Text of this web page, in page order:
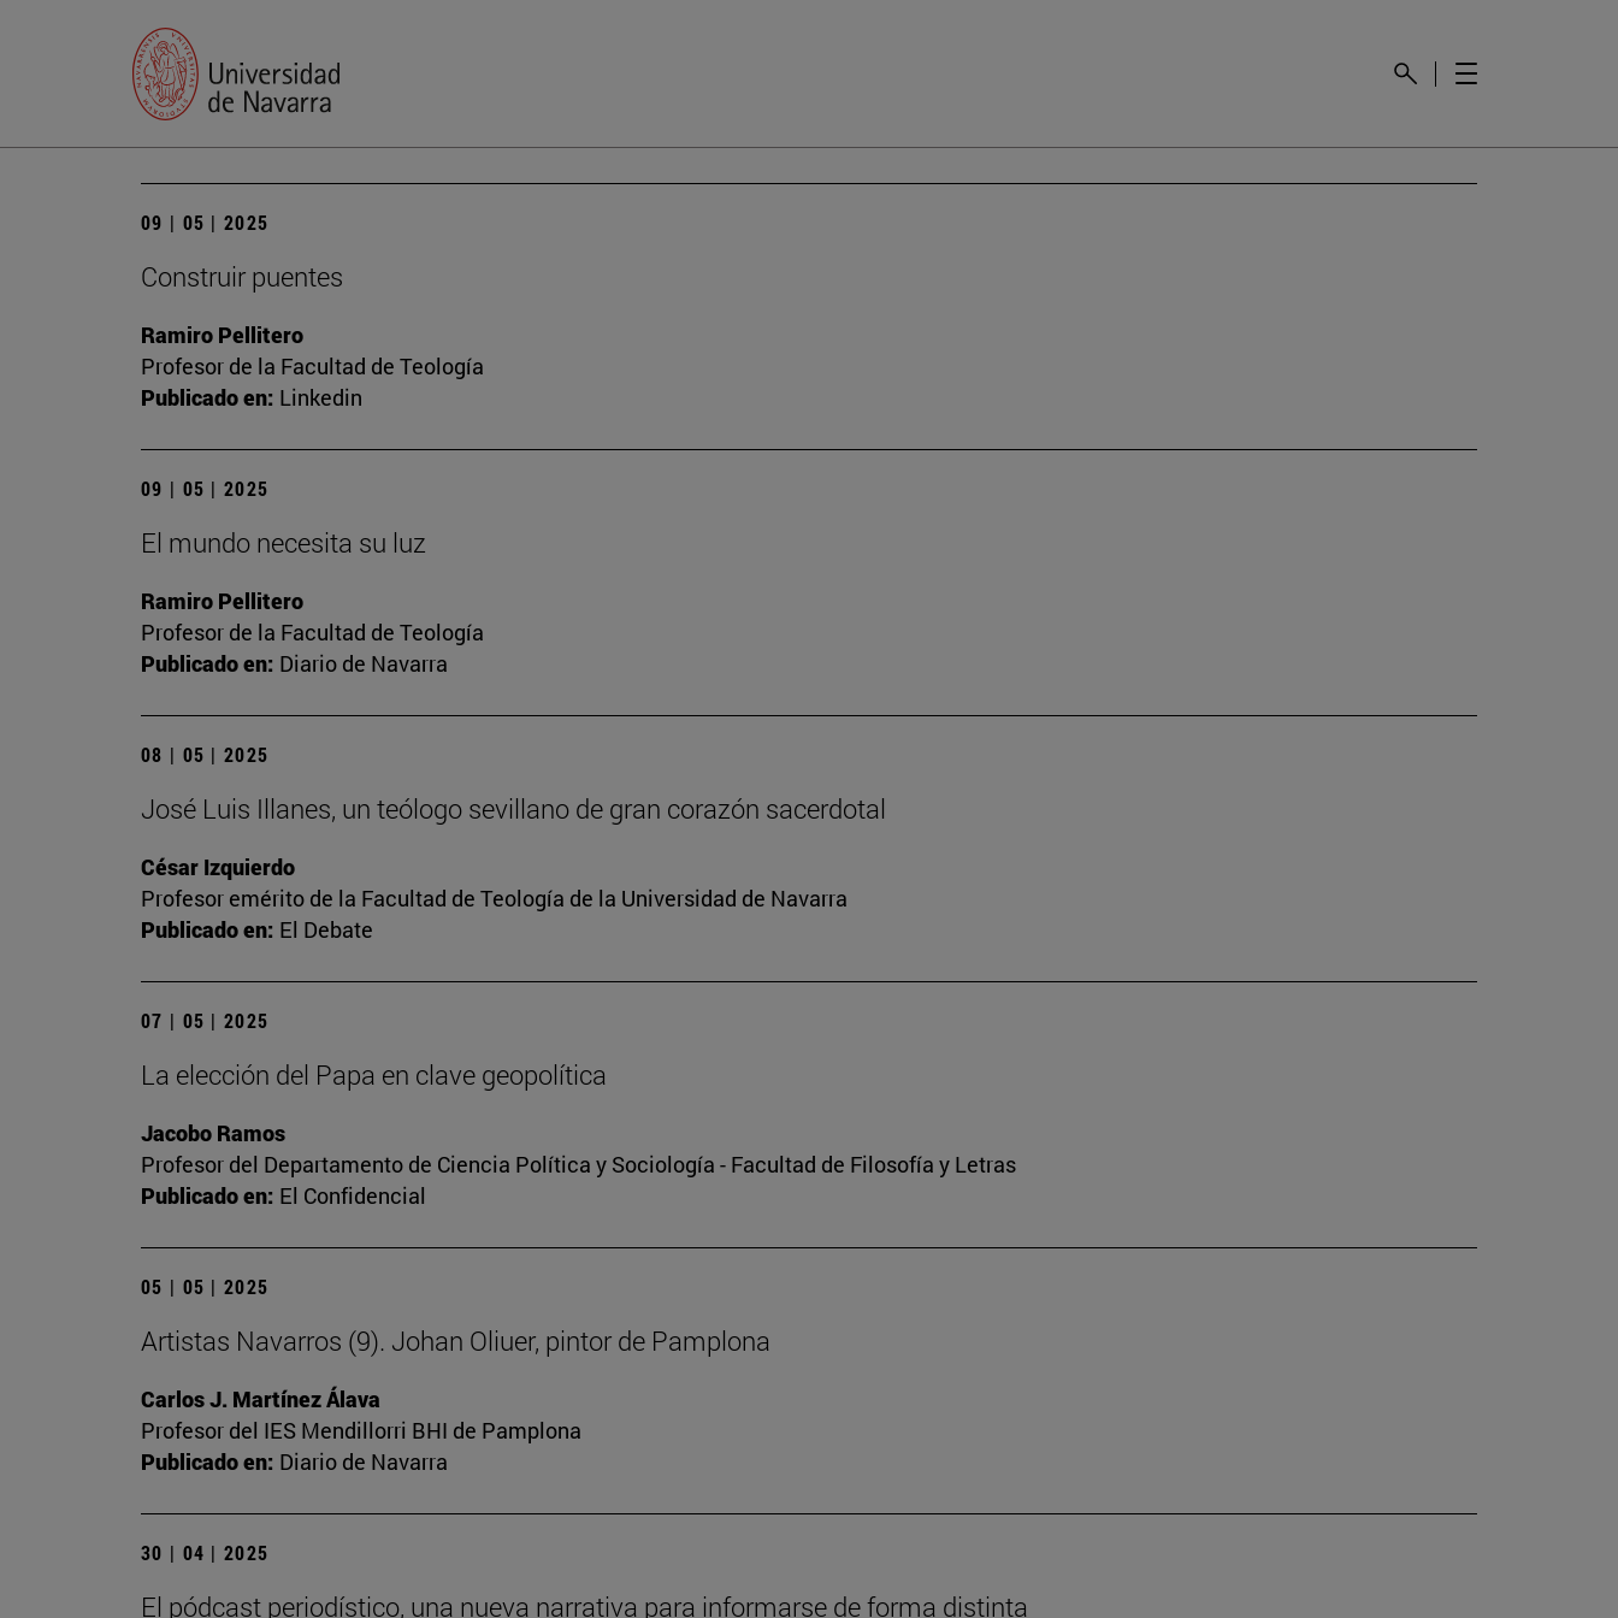
09 | 05 | 2025
Construir puentes
Ramiro Pellitero
Profesor de la Facultad de Teología
Publicado en: Linkedin
09 | 05 | 2025
El mundo necesita su luz
Ramiro Pellitero
Profesor de la Facultad de Teología
Publicado en: Diario de Navarra
08 | 05 | 2025
José Luis Illanes, un teólogo sevillano de gran corazón sacerdotal
César Izquierdo
Profesor emérito de la Facultad de Teología de la Universidad de Navarra
Publicado en: El Debate
07 | 05 | 2025
La elección del Papa en clave geopolítica
Jacobo Ramos
Profesor del Departamento de Ciencia Política y Sociología - Facultad de Filosofía y Letras
Publicado en: El Confidencial
05 | 05 | 2025
Artistas Navarros (9). Johan Oliuer, pintor de Pamplona
Carlos J. Martínez Álava
Profesor del IES Mendillorri BHI de Pamplona
Publicado en: Diario de Navarra
30 | 04 | 2025
El pódcast periodístico, una nueva narrativa para informarse de forma distinta